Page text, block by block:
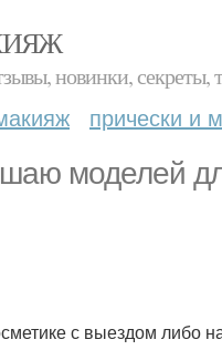
новинки, секреты,
прически и
моделей
с выездом либо